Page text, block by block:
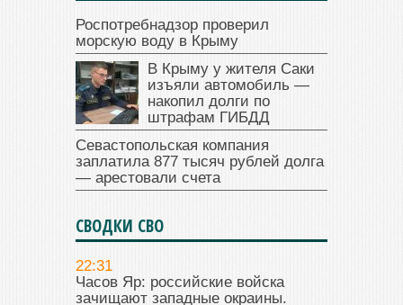
Роспотребнадзор проверил
морскую воду в Крыму
В Крыму у жителя Саки
изъяли автомобиль —
накопил долги по
штрафам ГИБДД
Севастопольская компания
заплатила 877 тысяч рублей долга
— арестовали счета
СВОДКИ СВО
22:31
Часов Яр: российские войска
зачищают западные окраины.